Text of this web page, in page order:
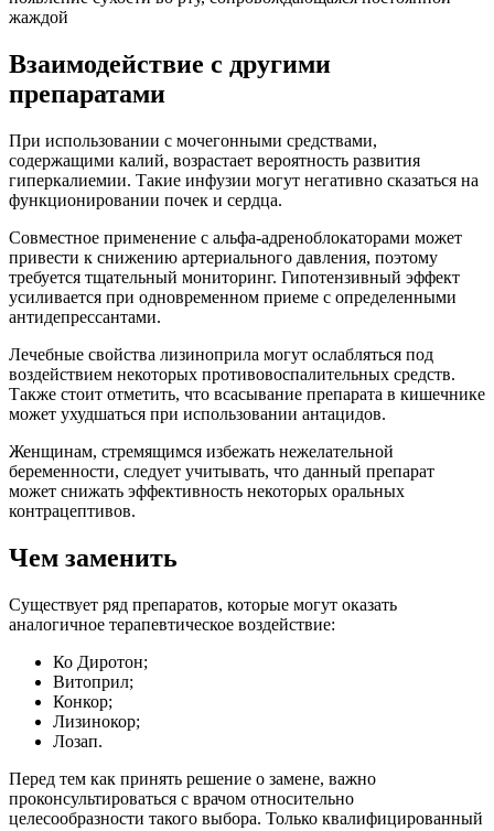
Взаимодействие с другими
препаратами
При использовании с мочегонными средствами,
содержащими калий, возрастает вероятность развития
гиперкалиемии. Такие инфузии могут негативно сказаться на
функционировании почек и сердца.
Совместное применение с альфа-адреноблокаторами может
привести к снижению артериального давления, поэтому
требуется тщательный мониторинг. Гипотензивный эффект
усиливается при одновременном приеме с определенными
антидепрессантами.
Лечебные свойства лизиноприла могут ослабляться под
воздействием некоторых противовоспалительных средств.
Также стоит отметить, что всасывание препарата в кишечнике
может ухудшаться при использовании антацидов.
Женщинам, стремящимся избежать нежелательной
беременности, следует учитывать, что данный препарат
может снижать эффективность некоторых оральных
контрацептивов.
Чем заменить
Существует ряд препаратов, которые могут оказать
аналогичное терапевтическое воздействие:
Ко Диротон;
Витоприл;
Конкор;
Лизинокор;
Лозап.
Перед тем как принять решение о замене, важно
проконсультироваться с врачом относительно
целесообразности такого выбора. Только квалифицированный